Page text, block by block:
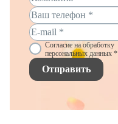
Согласие на обработку
персональных данных *
Отправить